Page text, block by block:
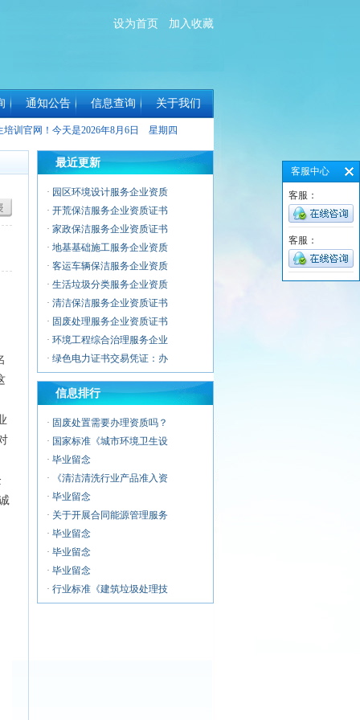
设为首页 加入收藏
通知公告 信息查询 关于我们
训官网！今天是2026年8月6日 星期四
最近更新
· 园区环境设计服务企业资质
· 开荒保洁服务企业资质证书
· 家政保洁服务企业资质证书
· 地基基础施工服务企业资质
· 客运车辆保洁服务企业资质
· 生活垃圾分类服务企业资质
· 清洁保洁服务企业资质证书
· 固废处理服务企业资质证书
· 环境工程综合治理服务企业
· 绿色电力证书交易凭证：办
警用无人机服务企业资质证
信息排行
· 固废处置需要办理资质吗？
· 国家标准《城市环境卫生设
· 毕业留念
·
《清洁清洗行业产品准入资
· 毕业留念
· 关于开展合同能源管理服务
· 毕业留念
· 毕业留念
· 毕业留念
· 行业标准《建筑垃圾处理技
客服中心
客服：
客服：